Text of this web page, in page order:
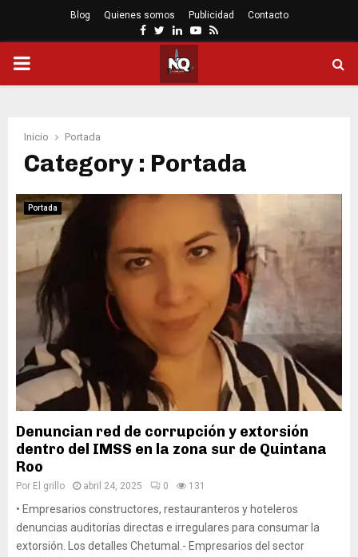
Blog Quienes somos Publicidad Contacto
Facebook
Twitter
LinkedinYoutube
Rss
PRIMARY
Inicio Portada
Category : Portada
Portada
Denuncian red de corrupción y extorsión
dentro del IMSS en la zona sur de Quintana
Roo
Por El grillo abril 24, 2025 0 131
• Empresarios constructores, restauranteros y hoteleros
denuncias auditorías directas e irregulares para consumar la
extorsión. Los detalles Chetumal.- Empresarios del sector